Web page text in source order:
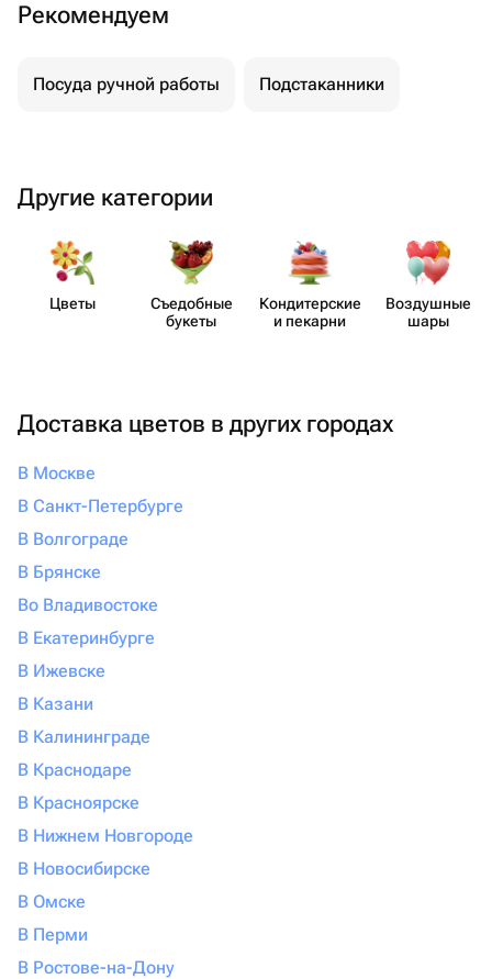
Рекомендуем
Посуда ручной работы Подстаканники
Другие категории
Цветы
Съедобные
букеты
Кондит​ерские
и пекарни
Воздушные
шары
Доставка цветов в других городах
В Москве
В Санкт-Петербурге
В Волгограде
В Брянске
Во Владивостоке
В Екатеринбурге
В Ижевске
В Казани
В Калининграде
В Краснодаре
В Красноярске
В Нижнем Новгороде
В Новосибирске
В Омске
В Перми
В Ростове-на-Дону